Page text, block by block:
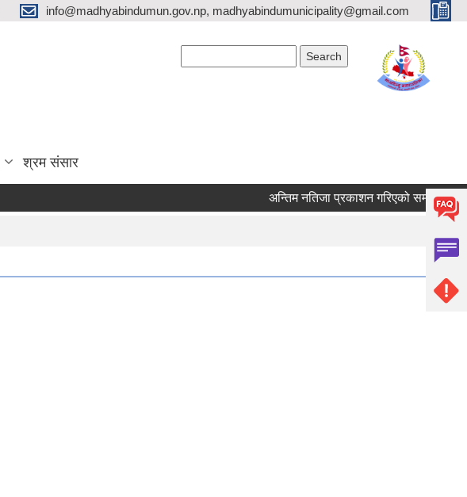
info@madhyabindumun.gov.np, madhyabindumunicipality@gmail.com
श्रम संसार
अन्तिम नतिजा प्रकाशन गरिएको सम्बन्धमा ।